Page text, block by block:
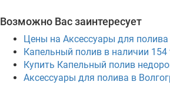
Возможно Вас заинтересует
Цены на Аксессуары для полива
Капельный полив в наличии 154
Купить Капельный полив
Аксессуары для полива в